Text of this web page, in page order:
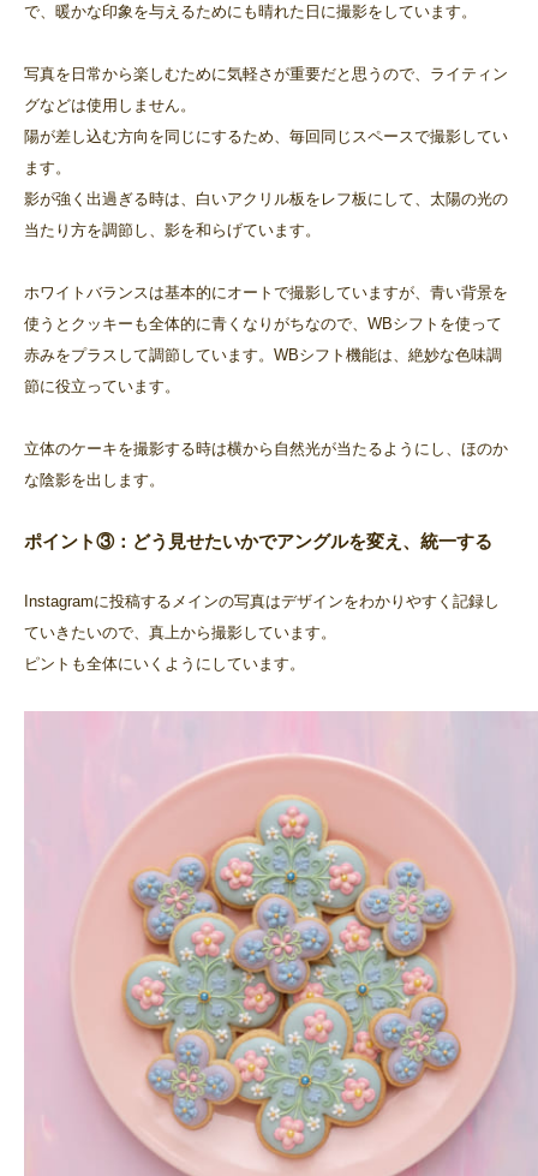
で、暖かな印象を与えるためにも晴れた日に撮影をしています。
写真を日常から楽しむために気軽さが重要だと思うので、ライティン
グなどは使用しません。
陽が差し込む方向を同じにするため、毎回同じスペースで撮影してい
ます。
影が強く出過ぎる時は、白いアクリル板をレフ板にして、太陽の光の
当たり方を調節し、影を和らげています。
ホワイトバランスは基本的にオートで撮影していますが、青い背景を
使うとクッキーも全体的に青くなりがちなので、WBシフトを使って
赤みをプラスして調節しています。WBシフト機能は、絶妙な色味調
節に役立っています。
立体のケーキを撮影する時は横から自然光が当たるようにし、ほのか
な陰影を出します。
ポイント③：どう見せたいかでアングルを変え、統一する
Instagramに投稿するメインの写真はデザインをわかりやすく記録し
ていきたいので、真上から撮影しています。
ピントも全体にいくようにしています。